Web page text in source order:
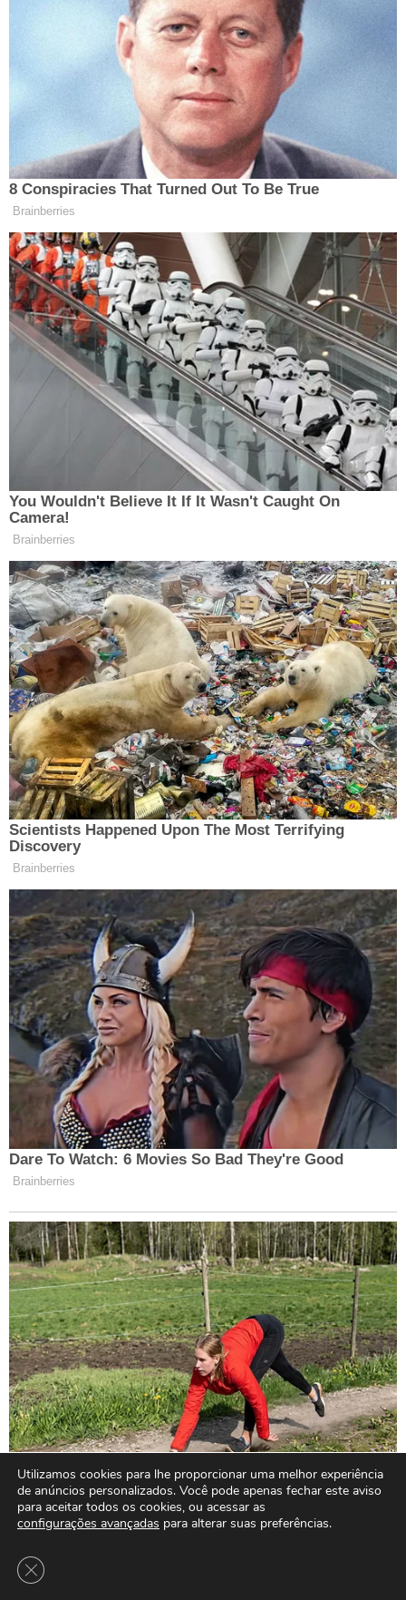
Utilizamos cookies para lhe proporcionar uma melhor experiência
de anúncios personalizados. Você pode apenas fechar este aviso
para aceitar todos os cookies, ou acessar as
configurações avançadas para alterar suas preferências.
Close GDPR Cookie Banner